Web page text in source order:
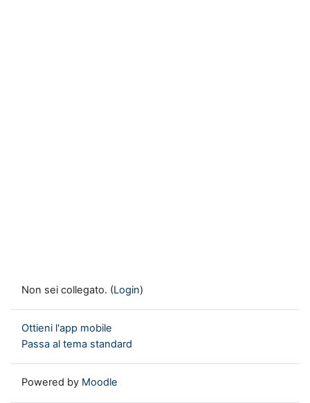
Non sei collegato. (Login)
Ottieni l'app mobile
Passa al tema standard
Powered by Moodle